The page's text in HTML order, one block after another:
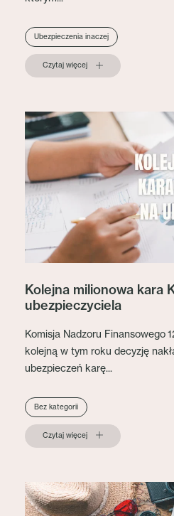
Ubezpieczenia inaczej
Czytaj więcej
Kolejna milionowa kara
ubezpieczyciela
Komisja Nadzoru Finansowego
kolejną w tym roku decyzję
ubezpieczeń karę...
Bez kategorii
Czytaj więcej